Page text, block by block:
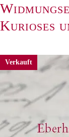
Kurioses
Verkauft